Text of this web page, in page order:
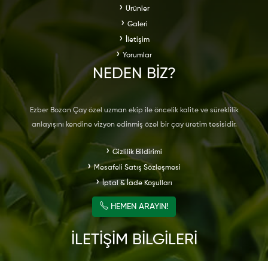
Ürünler
Galeri
İletişim
Yorumlar
NEDEN BİZ?
Ezber Bozan Çay özel uzman ekip ile öncelik kalite ve süreklilik
anlayışını kendine vizyon edinmiş özel bir çay üretim tesisidir.
Gizlilik Bildirimi
Mesafeli Satış Sözleşmesi
İptal & İade Koşulları
HEMEN ARAYIN!
İLETİŞİM BİLGİLERİ